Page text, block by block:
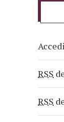
Accedi
RSS
RSS